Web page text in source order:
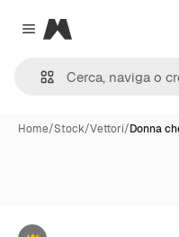
Close menu
Magnific
Home/Stock/Vettori/Donna